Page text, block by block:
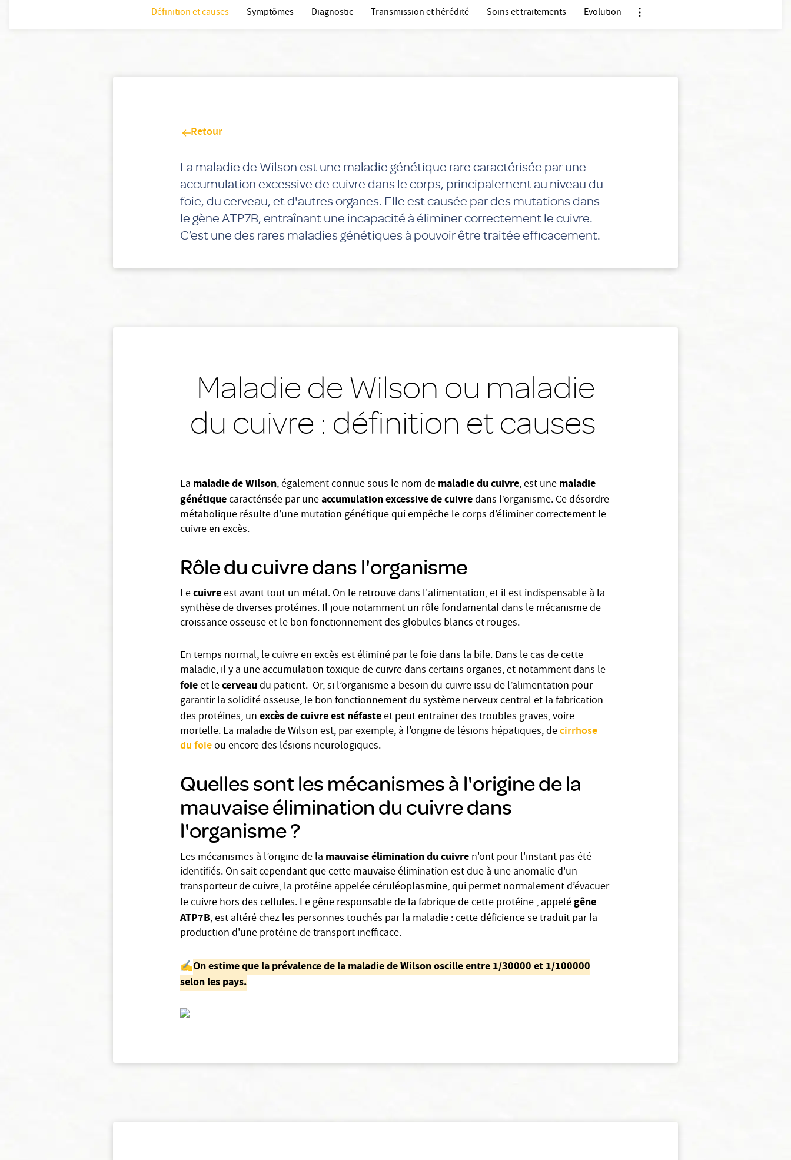
Définition et causes Symptômes Diagnostic Transmission et hérédité Soins et traitements Evolution
Retour
La maladie de Wilson est une maladie génétique rare caractérisée par une
accumulation excessive de cuivre dans le corps, principalement au niveau du
foie, du cerveau, et d'autres organes. Elle est causée par des mutations dans
le gène ATP7B, entraînant une incapacité à éliminer correctement le cuivre.
C’est une des rares maladies génétiques à pouvoir être traitée efficacement.
Maladie de Wilson ou maladie
du cuivre : définition et causes
La maladie de Wilson, également connue sous le nom de maladie du cuivre, est une maladie
génétiquecaractérisée par uneaccumulation excessive de cuivredans l’organisme. Ce désordre
métabolique résulte d’une mutation génétique qui empêche le corps d’éliminer correctement le
cuivre en excès.
Rôle du cuivre dans l'organisme
Lecuivreest avant tout un métal. On le retrouve dans l'alimentation, et il est indispensable à la
synthèse de diverses protéines. Il joue notamment un rôle fondamental dans le mécanisme de
croissance osseuse et le bon fonctionnement des globules blancs et rouges.
En temps normal, le cuivre en excès est éliminé par le foie dans la bile. Dans le cas de cette
maladie, il y a une accumulation toxique de cuivre dans certains organes, et notamment dans le
foieet lecerveau du patient. Or, si l’organisme a besoin du cuivre issu de l’alimentation pour
garantir la solidité osseuse, le bon fonctionnement du système nerveux central et la fabrication
des protéines, un excès de cuivre est néfasteet peut entrainer des troubles graves, voire
mortelle. La maladie de Wilson est, par exemple, à l'origine de lésions hépatiques, decirrhose
du foieou encore des lésions neurologiques.
Quelles sont les mécanismes à l'origine de la
mauvaise élimination du cuivre dans
l'organisme ?
Les mécanismes à l’origine de la mauvaise élimination du cuivre n'ont pour l'instant pas été
identifiés. On sait cependant que cette mauvaise élimination est due à une anomalie d'un
transporteur de cuivre, la protéine appelée céruléoplasmine, qui permet normalement d’évacuer
le cuivre hors des cellules. Le gêne responsable de la fabrique de cette protéine , appelégêne
ATP7B, est altéré chez les personnes touchés par la maladie : cette déficience se traduit par la
production d'une protéine de transport inefficace.
✍️On estime que la prévalence de la maladie de Wilson oscille entre 1/30000 et 1/100000
selon les pays.